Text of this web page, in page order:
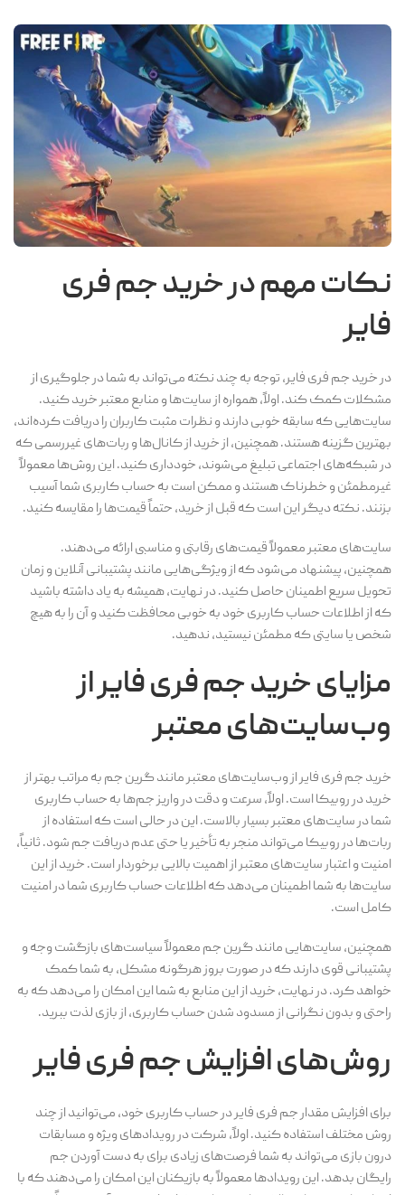
نکات مهم در خرید جم فری
فایر
در خرید جم فری فایر، توجه به چند نکته می‌تواند به شما در جلوگیری از
مشکلات کمک کند. اولاً، همواره از سایت‌ها و منابع معتبر خرید کنید.
سایت‌هایی که سابقه خوبی دارند و نظرات مثبت کاربران را دریافت کرده‌اند،
بهترین گزینه هستند. همچنین، از خرید از کانال‌ها و ربات‌های غیررسمی که
در شبکه‌های اجتماعی تبلیغ می‌شوند، خودداری کنید. این روش‌ها معمولاً
غیرمطمئن و خطرناک هستند و ممکن است به حساب کاربری شما آسیب
بزنند. نکته دیگر این است که قبل از خرید، حتماً قیمت‌ها را مقایسه کنید.
سایت‌های معتبر معمولاً قیمت‌های رقابتی و مناسبی ارائه می‌دهند.
همچنین، پیشنهاد می‌شود که از ویژگی‌هایی مانند پشتیبانی آنلاین و زمان
تحویل سریع اطمینان حاصل کنید. در نهایت، همیشه به یاد داشته باشید
که از اطلاعات حساب کاربری خود به خوبی محافظت کنید و آن را به هیچ
شخص یا سایتی که مطمئن نیستید، ندهید.
مزایای خرید جم فری فایر از
وب‌سایت‌های معتبر
خرید جم فری فایر از وب‌سایت‌های معتبر مانند گرین جم به مراتب بهتر از
خرید در روبیکا است. اولاً، سرعت و دقت در واریز جم‌ها به حساب کاربری
شما در سایت‌های معتبر بسیار بالاست. این در حالی است که استفاده از
ربات‌ها در روبیکا می‌تواند منجر به تأخیر یا حتی عدم دریافت جم شود. ثانیاً،
امنیت و اعتبار سایت‌های معتبر از اهمیت بالایی برخوردار است. خرید از این
سایت‌ها به شما اطمینان می‌دهد که اطلاعات حساب کاربری شما در امنیت
کامل است.
همچنین، سایت‌هایی مانند گرین جم معمولاً سیاست‌های بازگشت وجه و
پشتیبانی قوی دارند که در صورت بروز هرگونه مشکل، به شما کمک
خواهد کرد. در نهایت، خرید از این منابع به شما این امکان را می‌دهد که به
راحتی و بدون نگرانی از مسدود شدن حساب کاربری، از بازی لذت ببرید.
روش‌های افزایش جم فری فایر
برای افزایش مقدار جم فری فایر در حساب کاربری خود، می‌توانید از چند
روش مختلف استفاده کنید. اولاً، شرکت در رویدادهای ویژه و مسابقات
درون بازی می‌تواند به شما فرصت‌های زیادی برای به دست آوردن جم
رایگان بدهد. این رویدادها معمولاً به بازیکنان این امکان را می‌دهند که با